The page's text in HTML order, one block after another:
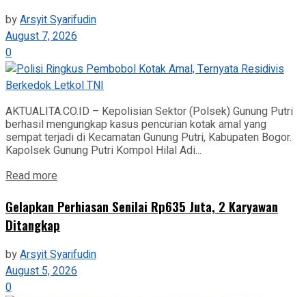
byArsyit Syarifudin
August 7, 2026
0
AKTUALITA.CO.ID – Kepolisian Sektor (Polsek) Gunung Putri
berhasil mengungkap kasus pencurian kotak amal yang
sempat terjadi di Kecamatan Gunung Putri, Kabupaten Bogor.
Kapolsek Gunung Putri Kompol Hilal Adi...
Read more
Gelapkan Perhiasan Senilai Rp635 Juta, 2 Karyawan
Ditangkap
byArsyit Syarifudin
August 5, 2026
0